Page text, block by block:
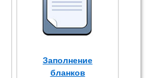
Заполнение
бланков